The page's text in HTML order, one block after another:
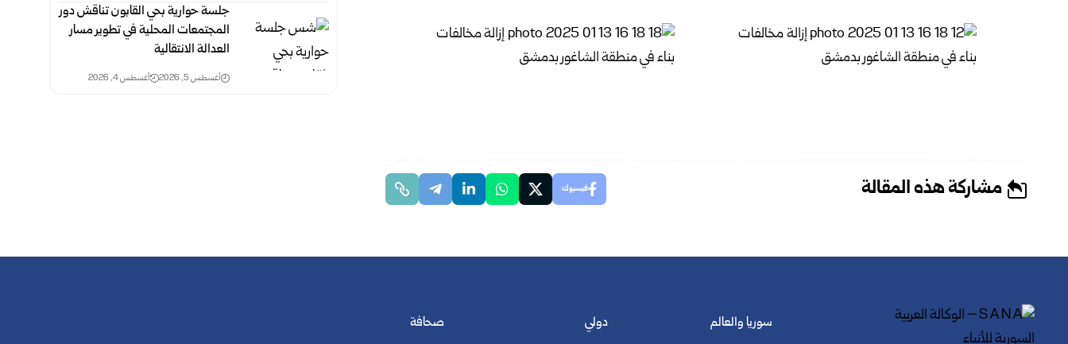
مشاركة هذه المقالة فيسبوك
جلسة حوارية بحي القابون تناقش دور
المجتمعات المحلية في تطوير مسار
العدالة الانتقالية
أغسطس 5, 2026 أغسطس 4, 2026
سوريا والعالم
دولي
صحافة